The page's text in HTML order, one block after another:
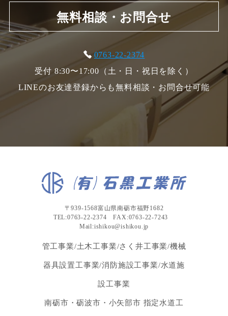
無料相談・お問合せ
0763-22-2374
受付 8:30〜17:00（土・日・祝日を除く）
LINEのお友達登録からも無料相談・お問合せ可能
〒939-1568富山県南砺市福野1682
TEL:0763-22-2374 FAX:0763-22-7243
Mail:ishikou@ishikou.jp
管工事業/土木工事業/さく井工事業/機械
器具設置工事業/消防施設工事業/水道施
設工事業
南砺市・砺波市・小矢部市 指定水道工